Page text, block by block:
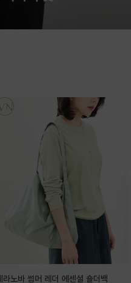
라노바 썸머 레더 에센셜 숄더백